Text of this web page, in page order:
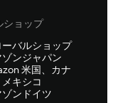
ショップ
ーバルショップ
ゾンジャパン
米国、カナ
メキシコ
ゾンドイツ